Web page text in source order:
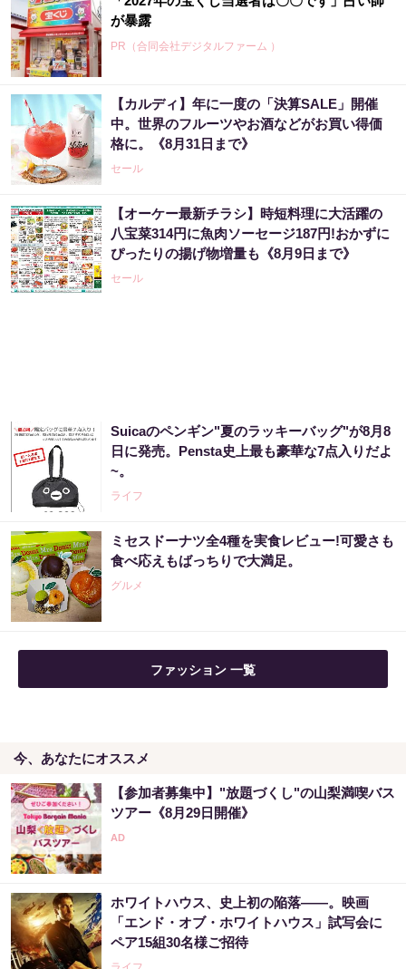
が暴露
PR（合同会社デジタルファーム ）
【カルディ】年に一度の「決算SALE」開催
中。世界のフルーツやお酒などがお買い得価
格に。《8月31日まで》
セール
【オーケー最新チラシ】時短料理に大活躍の
八宝菜314円に魚肉ソーセージ187円!おかずに
ぴったりの揚げ物増量も《8月9日まで》
セール
Suicaのペンギン"夏のラッキーバッグ"が8月8
日に発売。Pensta史上最も豪華な7点入りだよ
~。
ライフ
ミセスドーナツ全4種を実食レビュー!可愛さも
食べ応えもばっちりで大満足。
グルメ
ファッション 一覧
今、あなたにオススメ
【参加者募集中】"放題づくし"の山梨満喫バス
ツアー《8月29日開催》
ホワイトハウス、史上初の陥落――。映画
「エンド・オブ・ホワイトハウス」試写会に
ペア15組30名様ご招待